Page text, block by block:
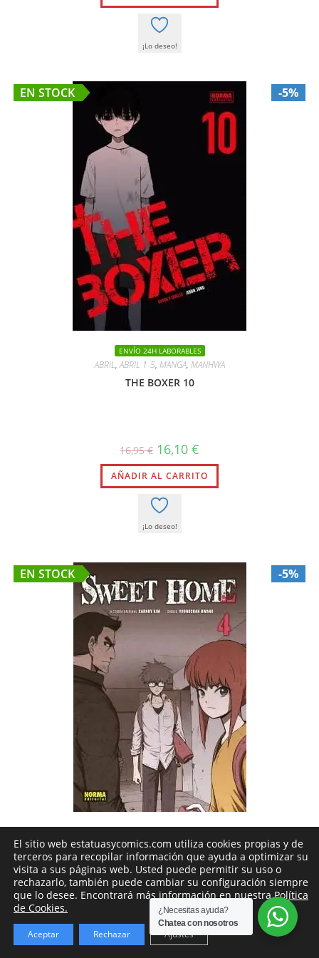
Si no encuentras el cómic que buscas no
dudes en abrirnos un chat de whatsapp para
preguntar.
Descartar
16,95 €. 16,10 €.
¡Lo deseo!
EN STOCK -5%
ENVÍO 24H LABORABLES
ABRIL,ABRIL 1-5, MANGA, MANHWA
THE BOXER 10
16,95€ El
precio
original
era:
16,95 €.
16,10 €
actual
es:
16,10 €.
AÑADIR AL CARRITO
¡Lo deseo!
EN STOCK -5%
ABRIL,ABRIL 1-5,MANGA,SHONEN
SWEET HOME 04
16,95 € El
precio
original
16,10€El
precio
actual
El sitio web estatuasycomics.com utiliza cookies propias y de
terceros para recopilar información que ayuda a optimizar su
visita a sus páginas web. Usted puede permitir su uso o
rechazarlo, también puede cambiar su configuración siempre
que lo desee. Encontrará más información en nuestraPolítica
de Cookies.
Aceptar Rechazar Ajustes
¿Necesitas ayuda?
Chatea con nosotros